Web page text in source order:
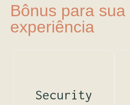
Bônus para
experiência
Security